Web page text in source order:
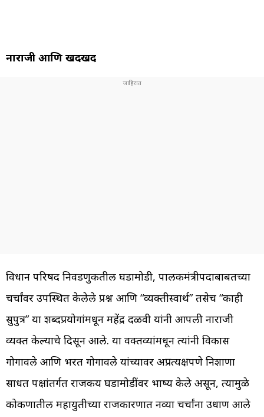
नाराजी आणि खदखद
विधान परिषद निवडणुकीतील घडामोडी, पालकमंत्रीपदाबाबतच्या
चर्चांवर उपस्थित केलेले प्रश्न आणि “व्यक्तीस्वार्थ” तसेच “काही
सुपुत्र” या शब्दप्रयोगांमधून महेंद्र दळवी यांनी आपली नाराजी
व्यक्त केल्याचे दिसून आले. या वक्तव्यांमधून त्यांनी विकास
गोगावले आणि भरत गोगावले यांच्यावर अप्रत्यक्षपणे निशाणा
साधत पक्षांतर्गत राजकीय घडामोडींवर भाष्य केले असून, त्यामुळे
कोकणातील महायुतीच्या राजकारणात नव्या चर्चांना उधाण आले